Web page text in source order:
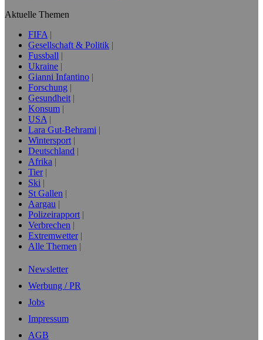
Aktuelle Themen
FIFA
Gesellschaft & Politik
Fussball
Ukraine
Gianni Infantino
Forschung
Gesundheit
Konsum
USA
Lara Gut-Behrami
Wintersport
Deutschland
Afrika
Tier
Ski
St Gallen
Aargau
Polizeirapport
Verbrechen
Extremwetter
Alle Themen
Newsletter
Werbung / PR
Jobs
Impressum
AGB